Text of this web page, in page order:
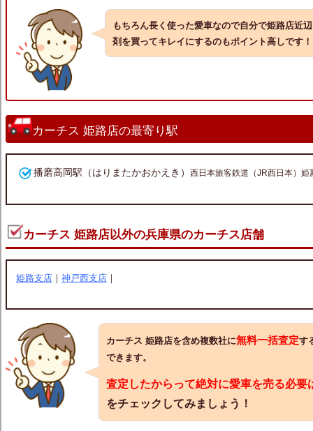
もちろん長く使った愛車なので自分で姫路店近
剤を買ってキレイにするのもポイント高しです！
カーチス 姫路店の最寄り駅
播磨高岡駅（はりまたかおかえき） 西日本旅客鉄道（JR西日本）姫
カーチス 姫路店以外の兵庫県のカーチス店舗
姫路支店｜ 神戸西支店｜
カーチス 姫路店を含め複数社に無料一括査定す
できます。
査定したからって絶対に愛車を売る必要
をチェックしてみましょう！